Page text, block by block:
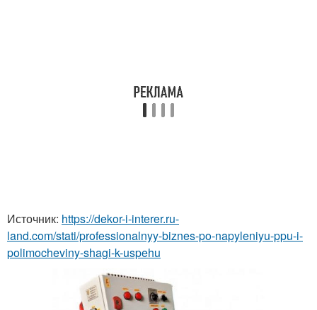
Источник: https://dekor-i-interer.ru-
land.com/stati/professionalnyy-biznes-po-napyleniyu-ppu-i-
polimocheviny-shagi-k-uspehu